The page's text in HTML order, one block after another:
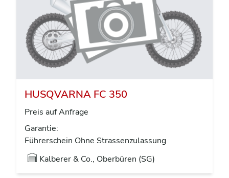
HUSQVARNA FC 350
Preis auf Anfrage
Garantie:
Führerschein Ohne Strassenzulassung
Kalberer & Co., Oberbüren (SG)